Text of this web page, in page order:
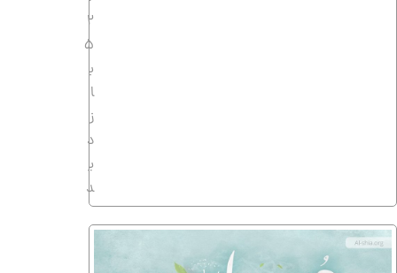
2
5
ب
ا
ز
د
ی
د